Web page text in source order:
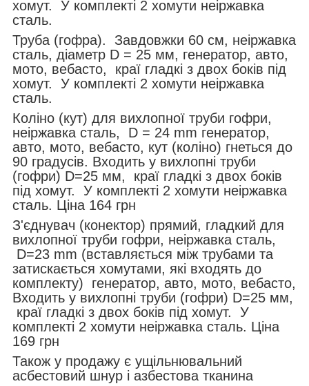
хомут. У комплекті 2 хомути неіржавка
сталь.
Труба (гофра). Завдовжки 60 см, неіржавка
сталь, діаметр D = 25 мм, генератор, авто,
мото, вебасто, краї гладкі з двох боків під
хомут. У комплекті 2 хомути неіржавка
сталь.
Коліно (кут) для вихлопної труби гофри,
неіржавка сталь, D = 24 mm генератор,
авто, мото, вебасто, кут (коліно) гнеться до
90 градусів. Входить у вихлопні труби
(гофри) D=25 мм, краї гладкі з двох боків
під хомут. У комплекті 2 хомути неіржавка
сталь. Ціна 164 грн
З'єднувач (конектор) прямий, гладкий для
вихлопної труби гофри, неіржавка сталь,
D=23 mm (вставляється між трубами та
затискається хомутами, які входять до
комплекту) генератор, авто, мото, вебасто,
Входить у вихлопні труби (гофри) D=25 мм,
краї гладкі з двох боків під хомут. У
комплекті 2 хомути неіржавка сталь. Ціна
169 грн
Також у продажу є ущільнювальний
асбестовий шнур і азбестова тканина